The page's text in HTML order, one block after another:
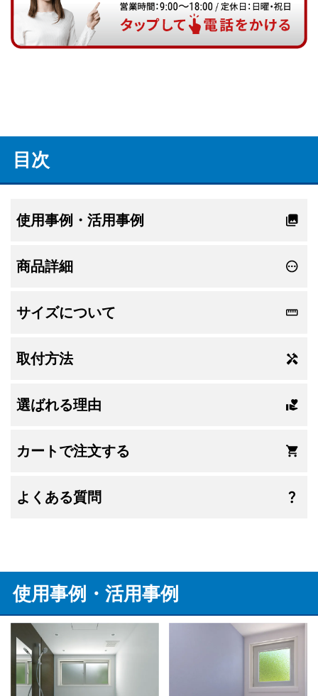
目次
使用事例・活用事例
商品詳細
サイズについて
取付方法
選ばれる理由
カートで注文する
よくある質問
使用事例・活用事例